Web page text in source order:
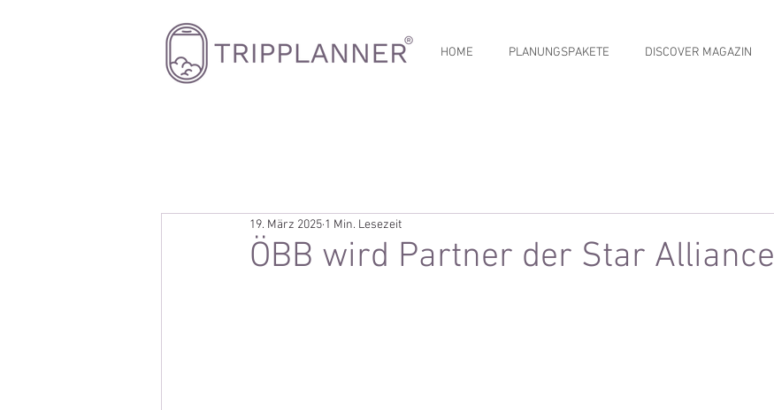
HOME PLANUNGSPAKETE DISCOVER MAGAZIN
ÖBB wird Partner der Star Alliance
19. März 2025 1 Min. Lesezeit